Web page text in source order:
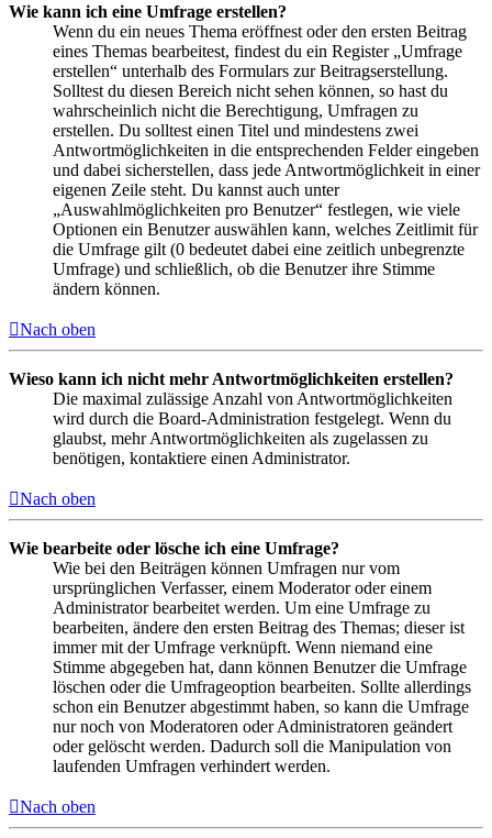
Wie kann ich eine Umfrage erstellen?
Wenn du ein neues Thema eröffnest oder den ersten Beitrag
eines Themas bearbeitest, findest du ein Register „Umfrage
erstellen“ unterhalb des Formulars zur Beitragserstellung.
Solltest du diesen Bereich nicht sehen können, so hast du
wahrscheinlich nicht die Berechtigung, Umfragen zu
erstellen. Du solltest einen Titel und mindestens zwei
Antwortmöglichkeiten in die entsprechenden Felder eingeben
und dabei sicherstellen, dass jede Antwortmöglichkeit in einer
eigenen Zeile steht. Du kannst auch unter
„Auswahlmöglichkeiten pro Benutzer“ festlegen, wie viele
Optionen ein Benutzer auswählen kann, welches Zeitlimit für
die Umfrage gilt (0 bedeutet dabei eine zeitlich unbegrenzte
Umfrage) und schließlich, ob die Benutzer ihre Stimme
ändern können.
Nach oben
Wieso kann ich nicht mehr Antwortmöglichkeiten erstellen?
Die maximal zulässige Anzahl von Antwortmöglichkeiten
wird durch die Board-Administration festgelegt. Wenn du
glaubst, mehr Antwortmöglichkeiten als zugelassen zu
benötigen, kontaktiere einen Administrator.
Nach oben
Wie bearbeite oder lösche ich eine Umfrage?
Wie bei den Beiträgen können Umfragen nur vom
ursprünglichen Verfasser, einem Moderator oder einem
Administrator bearbeitet werden. Um eine Umfrage zu
bearbeiten, ändere den ersten Beitrag des Themas; dieser ist
immer mit der Umfrage verknüpft. Wenn niemand eine
Stimme abgegeben hat, dann können Benutzer die Umfrage
löschen oder die Umfrageoption bearbeiten. Sollte allerdings
schon ein Benutzer abgestimmt haben, so kann die Umfrage
nur noch von Moderatoren oder Administratoren geändert
oder gelöscht werden. Dadurch soll die Manipulation von
laufenden Umfragen verhindert werden.
Nach oben